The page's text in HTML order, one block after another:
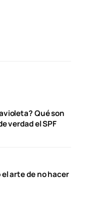
Qué son
verdad el SPF
arte de no hacer